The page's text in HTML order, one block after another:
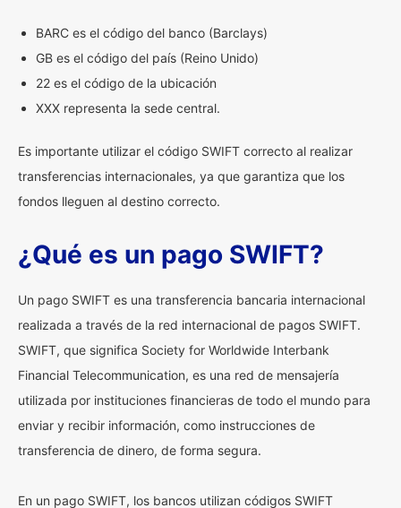
BARC es el código del banco (Barclays)
GB es el código del país (Reino Unido)
22 es el código de la ubicación
XXX representa la sede central.
Es importante utilizar el código SWIFT correcto al realizar
transferencias internacionales, ya que garantiza que los
fondos lleguen al destino correcto.
¿Qué es un pago SWIFT?
Un pago SWIFT es una transferencia bancaria internacional
realizada a través de la red internacional de pagos SWIFT.
SWIFT, que significa Society for Worldwide Interbank
Financial Telecommunication, es una red de mensajería
utilizada por instituciones financieras de todo el mundo para
enviar y recibir información, como instrucciones de
transferencia de dinero, de forma segura.
En un pago SWIFT, los bancos utilizan códigos SWIFT